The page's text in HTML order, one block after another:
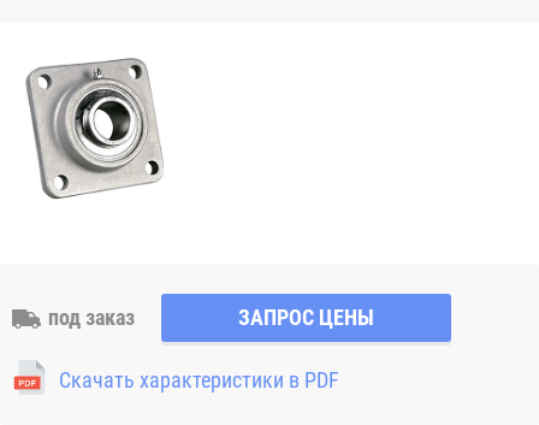
под заказ ЗАПРОС ЦЕНЫ
Скачать характеристики в PDF